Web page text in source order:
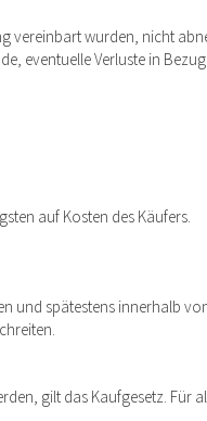
vereinbart wurden, nicht
eventuelle Verluste in
auf Kosten des Käufers.
und spätestens innerhalb
gilt das Kaufgesetz. Für